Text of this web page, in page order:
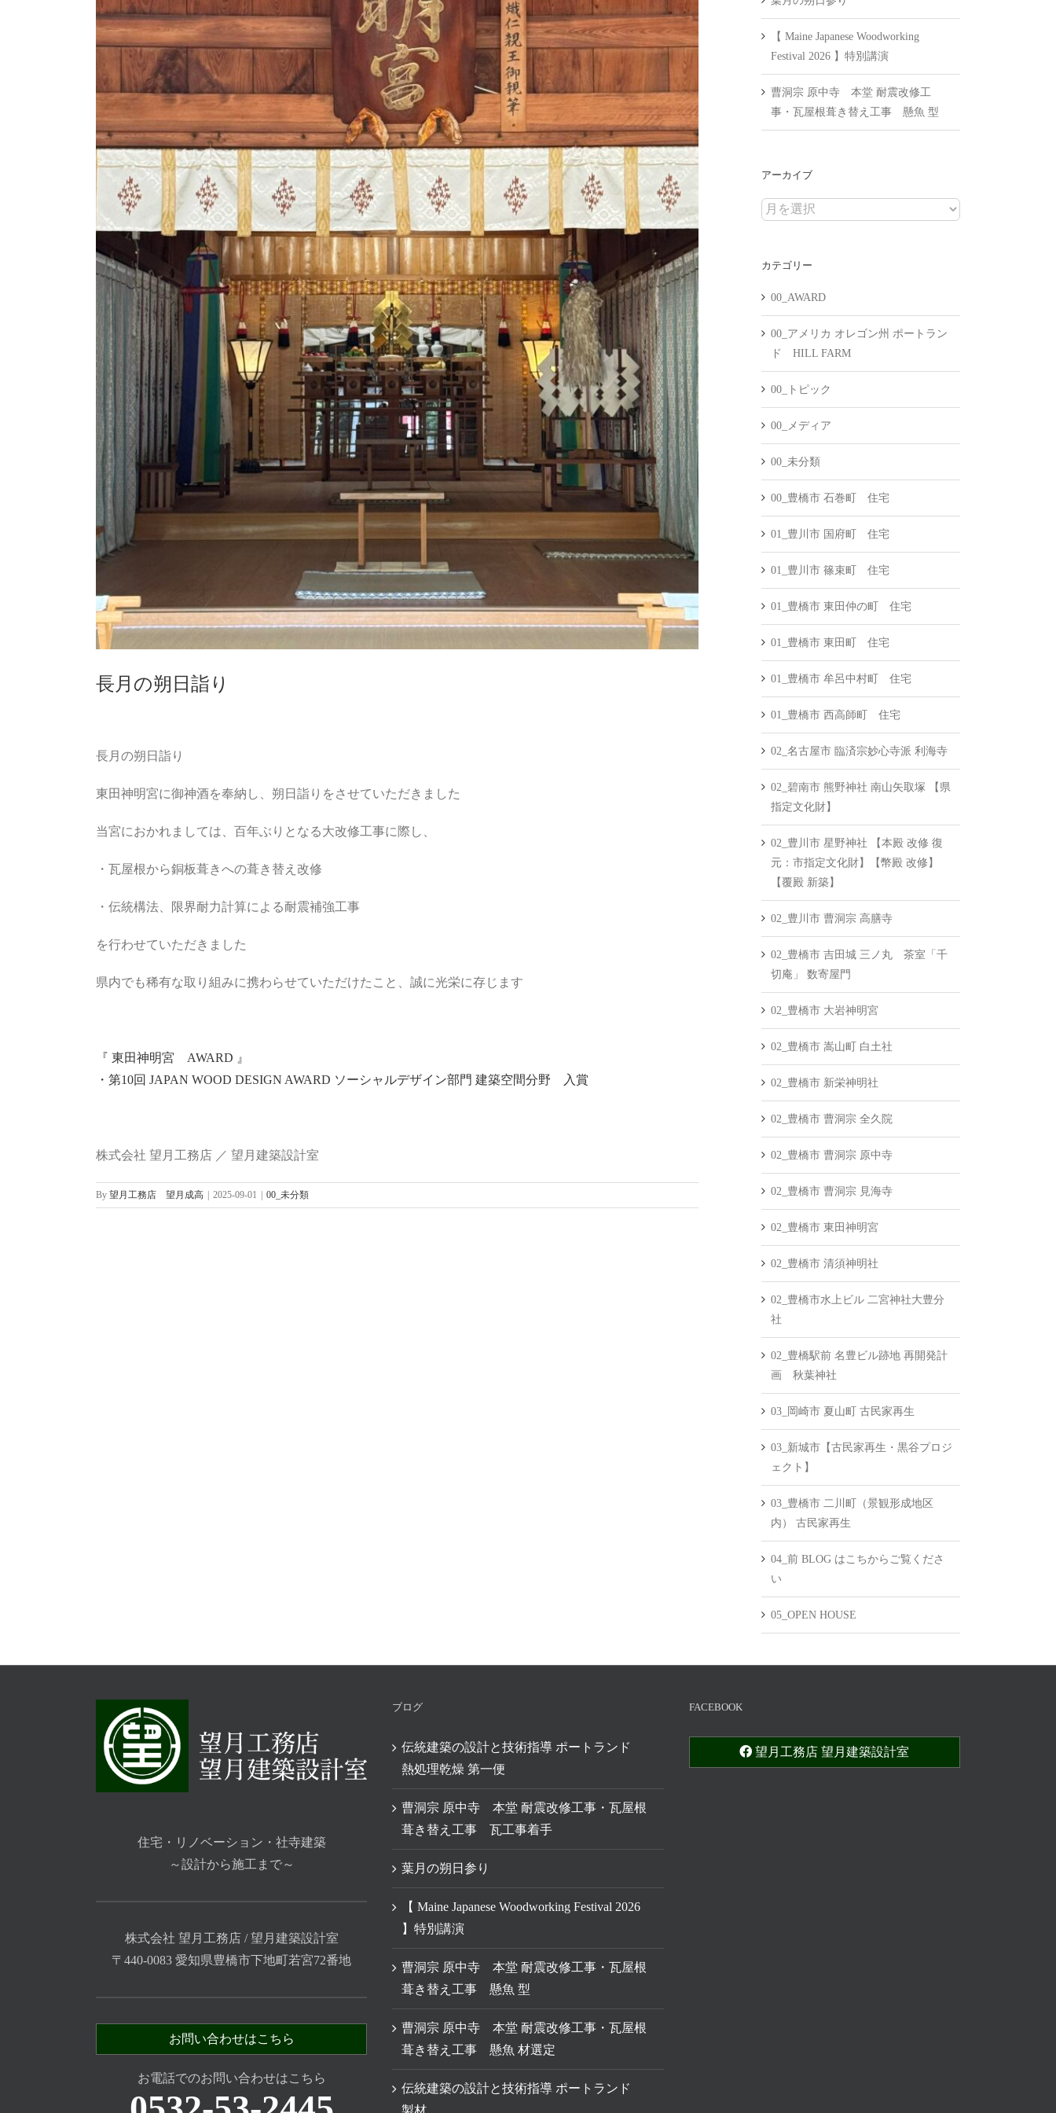
長月の朔日詣り
長月の朔日詣り
東田神明宮に御神酒を奉納し、朔日詣りをさせていただきました
当宮におかれましては、百年ぶりとなる大改修工事に際し、
・瓦屋根から銅板葺きへの葺き替え改修
・伝統構法、限界耐力計算による耐震補強工事
を行わせていただきました
県内でも稀有な取り組みに携わらせていただけたこと、誠に光栄に存じます
『 東田神明宮 AWARD 』
・第10回 JAPAN WOOD DESIGN AWARD ソーシャルデザイン部門 建築空間分野 入賞
株式会社 望月工務店 ／ 望月建築設計室
By 望月工務店 望月成高 2025-09-01 00_未分類
【 Maine Japanese Woodworking
Festival 2026 】特別講演
曹洞宗 原中寺 本堂 耐震改修工
事・瓦屋根葺き替え工事 懸魚 型
アーカイブ
ア
イ
カテゴリー
00_AWARD
00_アメリカ オレゴン州 ポートラン
ド HILL FARM
00_トピック
00_メディア
00_未分類
00_豊橋市 石巻町 住宅
01_豊川市 国府町 住宅
01_豊川市 篠束町 住宅
01_豊橋市 東田仲の町 住宅
01_豊橋市 東田町 住宅
01_豊橋市 牟呂中村町 住宅
01_豊橋市 西高師町 住宅
02_名古屋市 臨済宗妙心寺派 利海寺
02_碧南市 熊野神社 南山矢取塚 【県
指定文化財】
02_豊川市 星野神社 【本殿 改修 復
元：市指定文化財】【幣殿 改修】
【覆殿 新築】
02_豊川市 曹洞宗 高膳寺
02_豊橋市 吉田城 三ノ丸 茶室「千
切庵」 数寄屋門
02_豊橋市 大岩神明宮
02_豊橋市 嵩山町 白土社
02_豊橋市 新栄神明社
02_豊橋市 曹洞宗 全久院
02_豊橋市 曹洞宗 原中寺
02_豊橋市 曹洞宗 見海寺
02_豊橋市 東田神明宮
02_豊橋市 清須神明社
02_豊橋市水上ビル 二宮神社大豊分
社
02_豊橋駅前 名豊ビル跡地 再開発計
画 秋葉神社
03_岡崎市 夏山町 古民家再生
03_新城市【古民家再生・黒谷プロジ
ェクト】
03_豊橋市 二川町（景観形成地区
内） 古民家再生
04_前 BLOG はこちからご覧くださ
い
05_OPEN HOUSE
住宅・リノベーション・社寺建築
～設計から施工まで～
株式会社 望月工務店 / 望月建築設計室
〒440-0083 愛知県豊橋市下地町若宮72番地
お問い合わせはこちら
お電話でのお問い合わせはこちら
ブログ
伝統建築の設計と技術指導 ポートランド
熱処理乾燥 第一便
曹洞宗 原中寺 本堂 耐震改修工事・瓦屋根
葺き替え工事 瓦工事着手
葉月の朔日参り
【 Maine Japanese Woodworking Festival 2026
】特別講演
曹洞宗 原中寺 本堂 耐震改修工事・瓦屋根
葺き替え工事 懸魚 型
曹洞宗 原中寺 本堂 耐震改修工事・瓦屋根
葺き替え工事 懸魚 材選定
伝統建築の設計と技術指導 ポートランド
製材
FACEBOOK
望月工務店 望月建築設計室